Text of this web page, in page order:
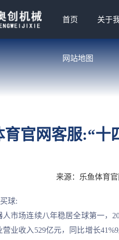
首页 关于
网站地图
育官网客服:“十
来源： 乐鱼体育
球:
场连续八年稳居全球第一，
业收入529亿元，同比增长